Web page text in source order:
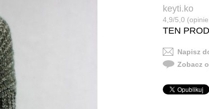
keyti.ko
4,9/5,0
TEN
Napisz
Zobacz